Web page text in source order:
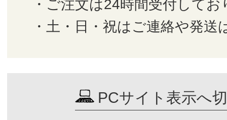
・ご注文は24時間受付してお
・土・日・祝はご連絡や発送
PCサイト表示へ